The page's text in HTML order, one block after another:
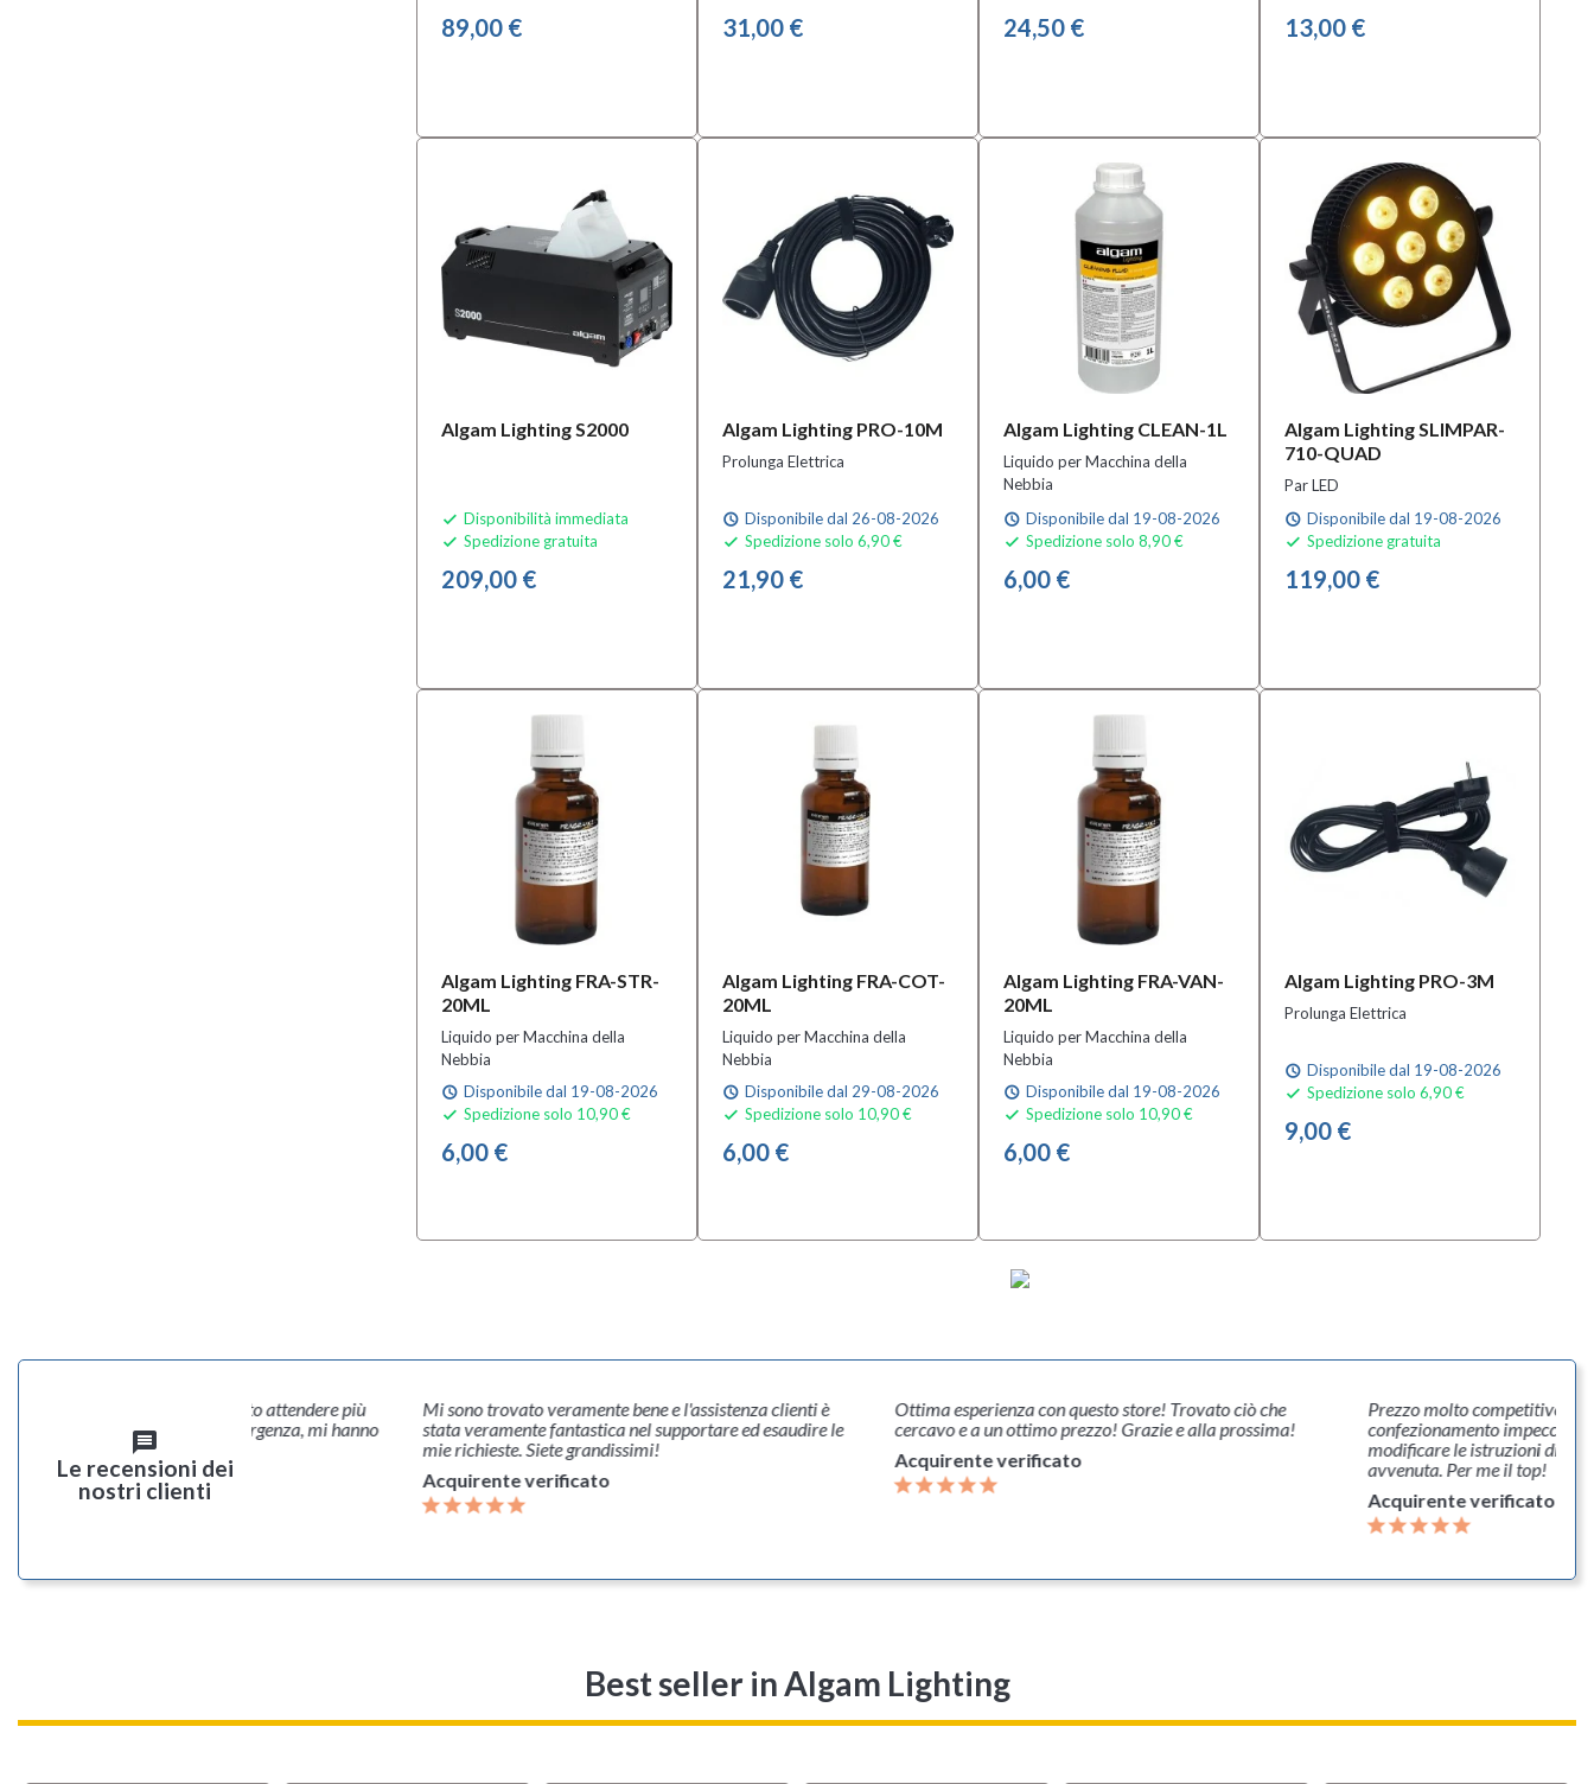
89,00 € 31,00 € 24,50 € 13,00 €
Algam Lighting S2000
 Disponibilità immediata
 Spedizione gratuita
209,00 €
Algam Lighting PRO-10M
Prolunga Elettrica
schedule Disponibile dal 26-08-2026
 Spedizione solo 6,90 €
21,90 €
Algam Lighting CLEAN-1L
Liquido per Macchina della
Nebbia
schedule Disponibile dal 19-08-2026
 Spedizione solo 8,90 €
6,00 €
Algam Lighting SLIMPAR-
710-QUAD
Par LED
schedule Disponibile dal 19-08-2026
 Spedizione gratuita
119,00 €
Algam Lighting FRA-STR-
20ML
Liquido per Macchina della
Nebbia
schedule Disponibile dal 19-08-2026
 Spedizione solo 10,90 €
6,00 €
Algam Lighting FRA-COT-
20ML
Liquido per Macchina della
Nebbia
schedule Disponibile dal 29-08-2026
 Spedizione solo 10,90 €
6,00 €
Algam Lighting FRA-VAN-
20ML
Liquido per Macchina della
Nebbia
schedule Disponibile dal 19-08-2026
 Spedizione solo 10,90 €
6,00 €
Algam Lighting PRO-3M
Prolunga Elettrica
schedule Disponibile dal 19-08-2026
 Spedizione solo 6,90 €
9,00 €
message
Le recensioni dei
nostri clienti
disponibili. Il corriere mi ha fatto attendere più
e loro, per risolvere la mia urgenza, mi hanno
un secondo prodotto. Super!!
verificato
Mi sono trovato veramente bene e l'assistenza clienti è
stata veramente fantastica nel supportare ed esaudire le
mie richieste. Siete grandissimi!
Acquirente verificato
Ottima esperienza con questo store! Trovato ciò che
cercavo e a un ottimo prezzo! Grazie e alla prossima!
Acquirente verificato
Prezzo molto competitivo.
confezionamento
modificare le istruzioni di
avvenuta. Per me il top!
Acquirente verificato
Best seller in Algam Lighting